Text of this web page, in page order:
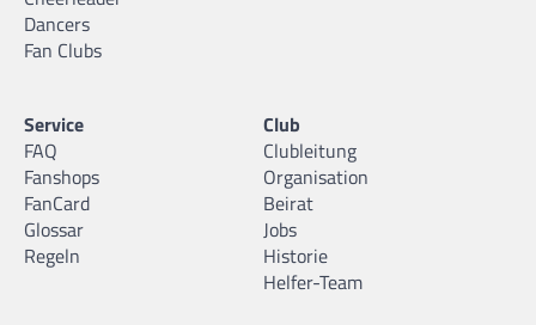
Dancers
Fan Clubs
Service
FAQ
Fanshops
FanCard
Glossar
Regeln
Club
Clubleitung
Organisation
Beirat
Jobs
Historie
Helfer-Team